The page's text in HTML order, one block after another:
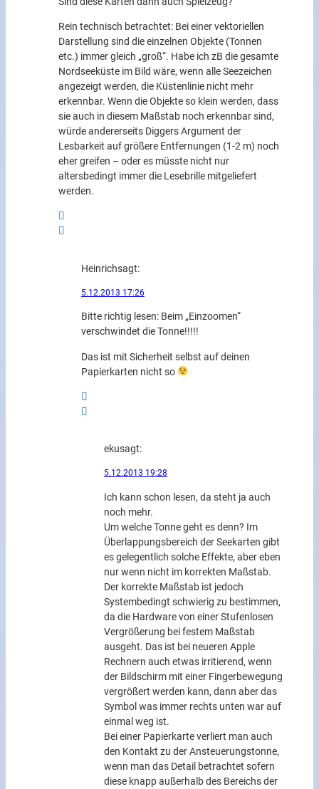
Rein technisch betrachtet: Bei einer vektoriellen
Darstellung sind die einzelnen Objekte (Tonnen
etc.) immer gleich „groß“. Habe ich zB die gesamte
Nordseeküste im Bild wäre, wenn alle Seezeichen
angezeigt werden, die Küstenlinie nicht mehr
erkennbar. Wenn die Objekte so klein werden, dass
sie auch in diesem Maßstab noch erkennbar sind,
würde andererseits Diggers Argument der
Lesbarkeit auf größere Entfernungen (1-2 m) noch
eher greifen – oder es müsste nicht nur
altersbedingt immer die Lesebrille mitgeliefert
werden.
Heinrichsagt:
5.12.2013 17:26
Bitte richtig lesen: Beim „Einzoomen“
verschwindet die Tonne!!!!!
Das ist mit Sicherheit selbst auf deinen
Papierkarten nicht so
ekusagt:
5.12.2013 19:28
Ich kann schon lesen, da steht ja auch
noch mehr.
Um welche Tonne geht es denn? Im
Überlappungsbereich der Seekarten gibt
es gelegentlich solche Effekte, aber eben
nur wenn nicht im korrekten Maßstab.
Der korrekte Maßstab ist jedoch
Systembedingt schwierig zu bestimmen,
da die Hardware von einer Stufenlosen
Vergrößerung bei festem Maßstab
ausgeht. Das ist bei neueren Apple
Rechnern auch etwas irritierend, wenn
der Bildschirm mit einer Fingerbewegung
vergrößert werden kann, dann aber das
Symbol was immer rechts unten war auf
einmal weg ist.
Bei einer Papierkarte verliert man auch
den Kontakt zu der Ansteuerungstonne,
wenn man das Detail betrachtet sofern
diese knapp außerhalb des Bereichs der